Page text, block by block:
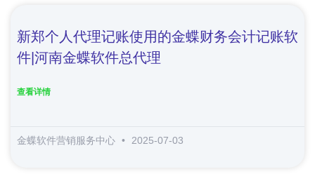
新郑个人代理记账使用的金蝶财务会计记账软
件|河南金蝶软件总代理
查看详情
金蝶软件营销服务中心 2025-07-03